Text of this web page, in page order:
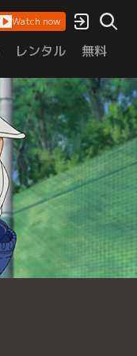
Watch now
レンタル 無料